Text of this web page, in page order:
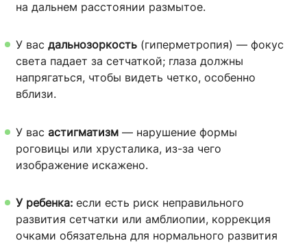
на дальнем расстоянии размытое.
У васдальнозоркость (гиперметропия) — фокус
света падает за сетчаткой; глаза должны
напрягаться, чтобы видеть четко, особенно
вблизи.
У васастигматизм— нарушение формы
роговицы или хрусталика, из-за чего
изображение искажено.
У ребенка:если есть риск неправильного
развития сетчатки или амблиопии, коррекция
очками обязательна для нормального развития